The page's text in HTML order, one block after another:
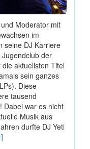
Moderator mit
im
seine DJ Karriere
der
die aktuellsten Titel
sein ganzes
Diese
tausend
Dabei war es nicht
Musik aus
durfte DJ Yeti